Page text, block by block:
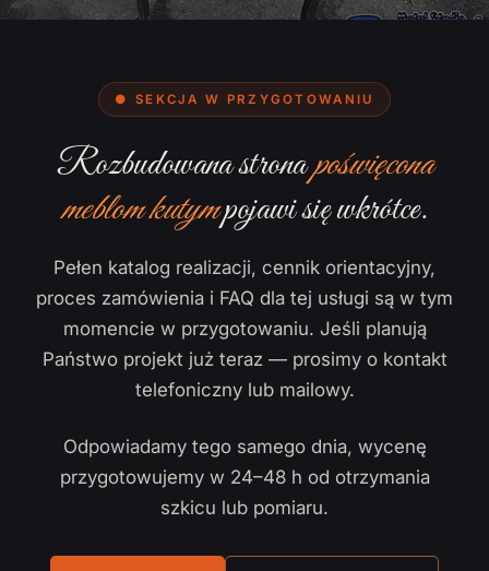
● SEKCJA W PRZYGOTOWANIU
Rozbudowana stronapoświęcona
meblom kutympojawi się wkrótce.
Pełen katalog realizacji, cennik orientacyjny,
proces zamówienia i FAQ dla tej usługi są w tym
momencie w przygotowaniu. Jeśli planują
Państwo projekt już teraz — prosimy o kontakt
telefoniczny lub mailowy.
Odpowiadamy tego samego dnia, wycenę
przygotowujemy w 24–48 h od otrzymania
szkicu lub pomiaru.